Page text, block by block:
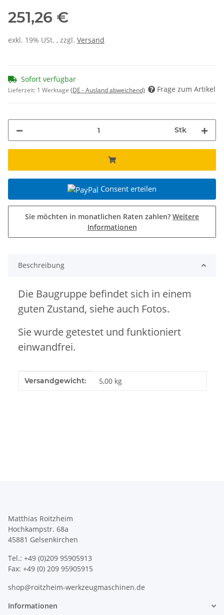
251,26 €
exkl. 19% USt. , zzgl. Versand
Sofort verfügbar
Lieferzeit: 1 Werktage (DE - Ausland abweichend) Frage zum Artikel
Stk
Consent erteilen
Sie möchten in monatlichen Raten zahlen? Weitere
Informationen
Beschreibung
Die Baugruppe befindet sich in einem
guten Zustand, siehe auch Fotos.
Sie wurde getestet und funktioniert
einwandfrei.
Produkteigenschaft
Wert
Versandgewicht: 5,00 kg
Matthias Roitzheim
Hochkampstr. 68a
45881 Gelsenkirchen
Tel.: +49 (0)209 95905913
Fax: +49 (0) 209 95905915
shop@roitzheim-werkzeugmaschinen.de
Informationen